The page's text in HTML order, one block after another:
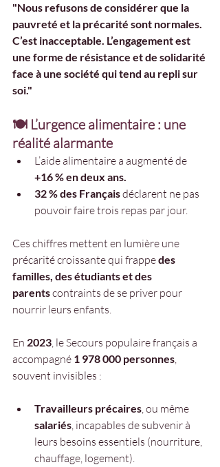
"Nous refusons de considérer que la
pauvreté et la précarité sont normales.
C’est inacceptable. L’engagement est
une forme de résistance et de solidarité
face à une société qui tend au repli sur
soi."
🍽️ L’urgence alimentaire : une
réalité alarmante
L’aide alimentaire a augmenté de
+16 % en deux ans.
32 % des Français déclarent ne pas
pouvoir faire trois repas par jour.
Ces chiffres mettent en lumière une
précarité croissante qui frappe des
familles, des étudiants et des
parents contraints de se priver pour
nourrir leurs enfants.
En 2023, le Secours populaire français a
accompagné 1 978 000 personnes,
souvent invisibles :
Travailleurs précaires, ou même
salariés, incapables de subvenir à
leurs besoins essentiels (nourriture,
chauffage, logement).